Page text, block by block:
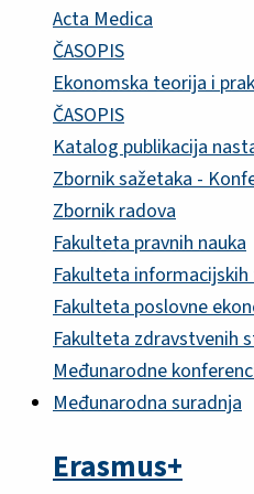
Acta Medica
ČASOPIS
Ekonomska teorija i
ČASOPIS
Katalog publikacija
Zbornik sažetaka -
Zbornik radova
Fakulteta pravnih nauka
Fakulteta
Fakulteta poslovne
Fakulteta zdravstvenih
Međunarodne
Međunarodna suradnja
Erasmus+